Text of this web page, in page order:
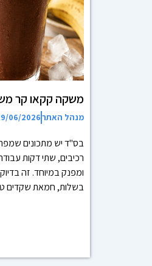
משקה קקאו קר
מנהל האתר06/2026
בס"ד יש מתכונים
רכיבים, שתי דקות
ומפנק במיוחד. זה
בשלות, חמאת שקדים